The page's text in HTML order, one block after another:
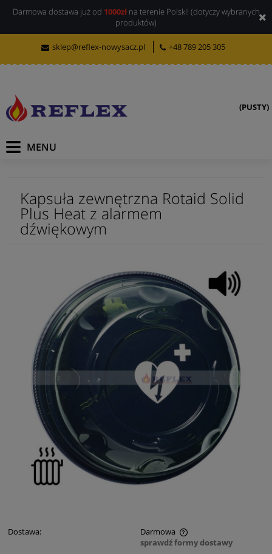
Darmowa dostawa już od 1000złna terenie Polski! (dotyczy wybranych
produktów)
sklep@reflex-nowysacz.pl +48 789 205 305
(PUSTY)
Kapsuła zewnętrzna Rotaid Solid
Plus Heat z alarmem
dźwiękowym
Dostawa:
Darmowa
Cena nie zawiera ewentualnych kosztów płatności
sprawdź formy dostawy